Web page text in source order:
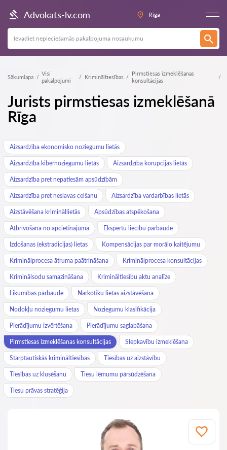
Advokats-lv.com Rīga
Sākumlapa
Visi
pakalpojumi
Krimināltiesības
Pirmstiesas izmeklēšanas
konsultācijas
Jurists pirmstiesas izmeklēšanā
Rīga
Aizsardzība ekonomisko noziegumu lietās
Aizsardzība kibernoziegumu lietās Aizsardzība korupcijas lietās
Aizsardzība pret nepatiesām apsūdzībām
Aizsardzība pret neslavas celšanu Aizsardzība vardarbības lietās
Aizstāvēšana krimināllietās Apsūdzības atspēkošana
Atbrīvošana no apcietinājuma Ekspertu liecību pārbaude
Izdošanas (ekstradicijas) lietas Kompensācijas par morālo kaitējumu
Kriminālprocesa ātruma paātrināšana Kriminālprocesa konsultācijas
Kriminālsodu samazināšana Krimināltiesību aktu analīze
Likumības pārbaude Narkotiku lietas aizstāvēšana
Nodokļu noziegumu lietas Noziegumu klasifikācija
Pierādījumu izvērtēšana Pierādījumu saglabāšana
Pirmstiesas izmeklēšanas konsultācijas Slepkavību izmeklēšana
Starptautiskās krimināltiesības Tiesības uz aizstāvību
Tiesības uz klusēšanu Tiesu lēmumu pārsūdzēšana
Tiesu prāvas stratēģija